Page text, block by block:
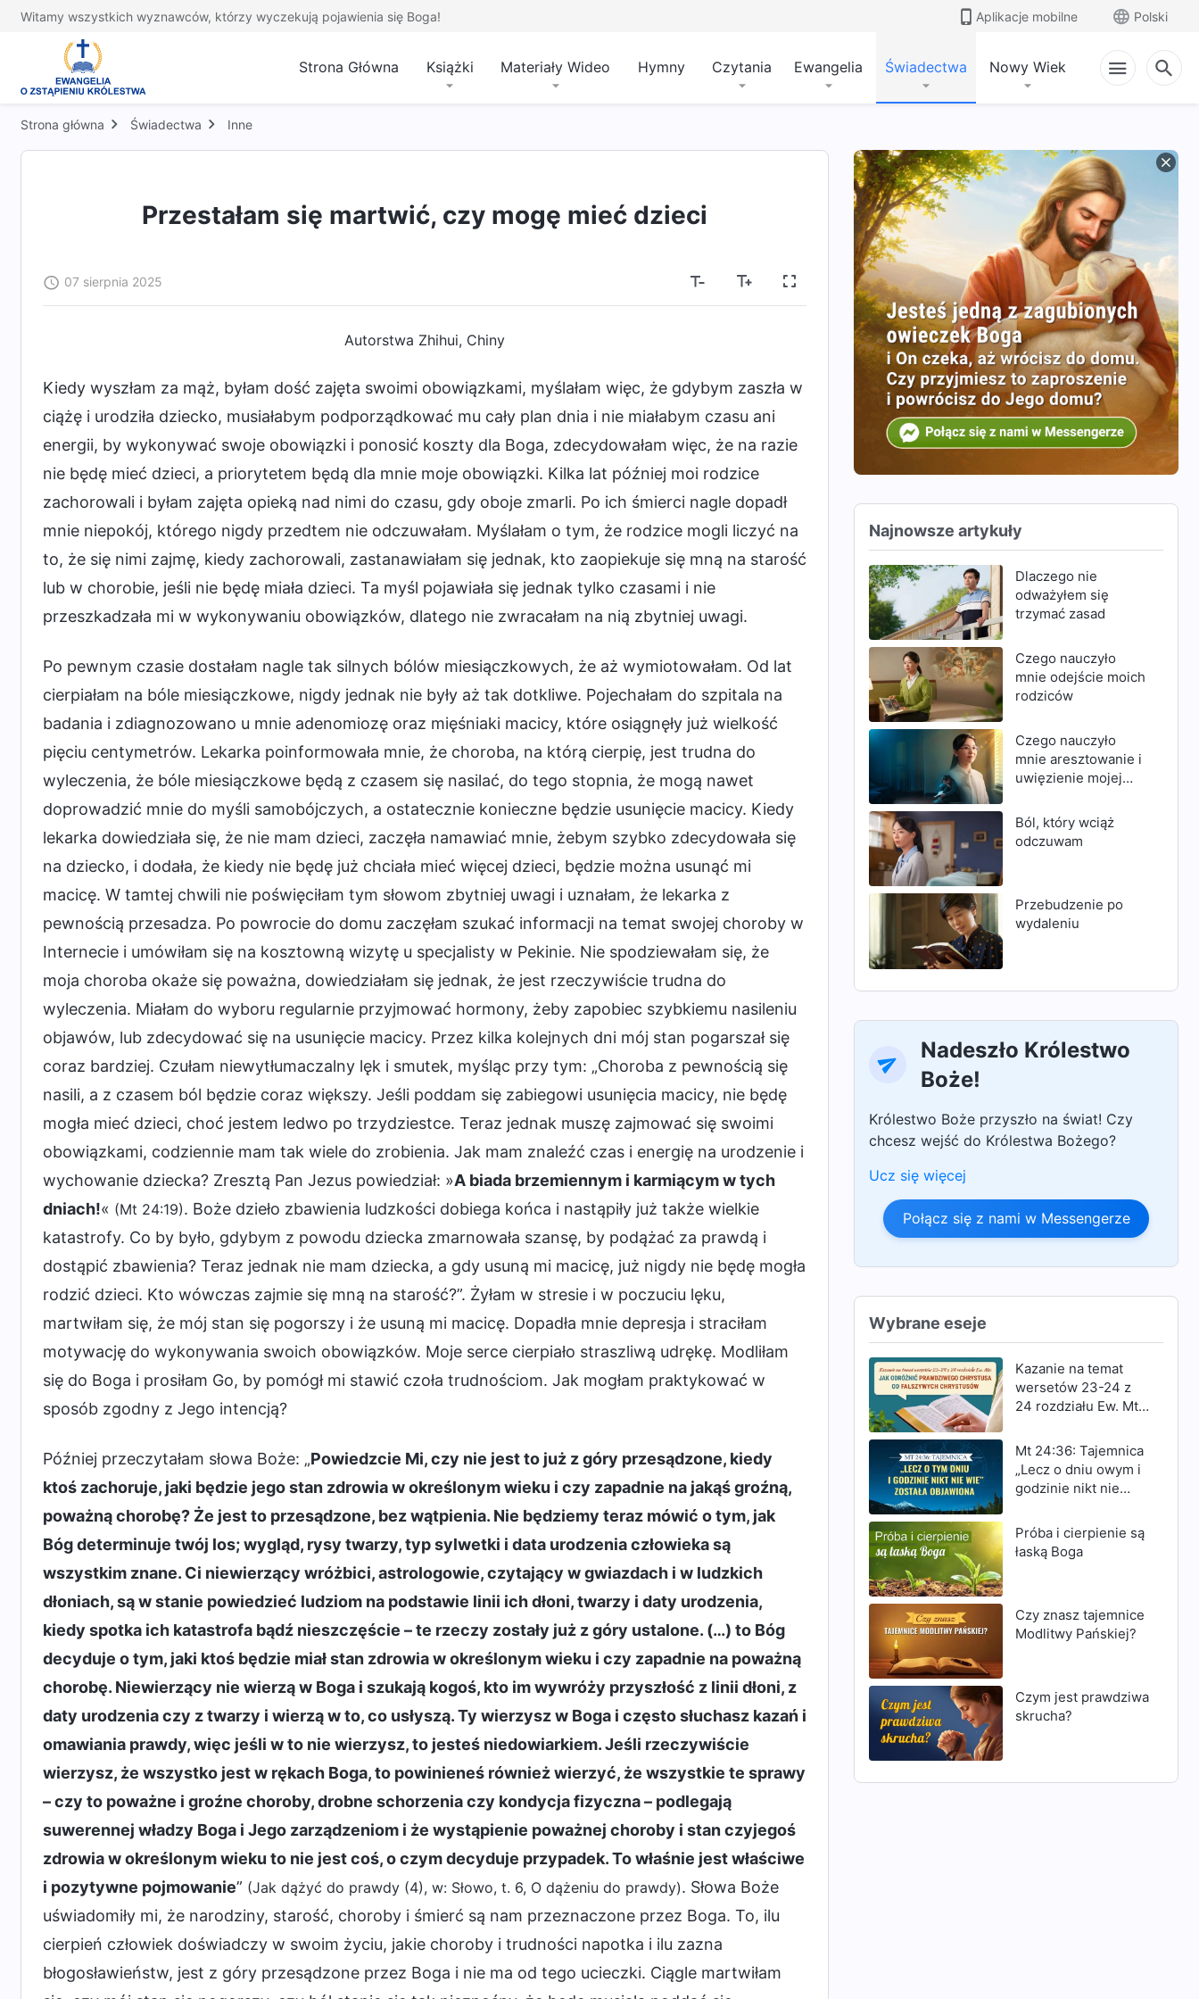
Witamy wszystkich wyznawców, którzy wyczekują pojawienia się Boga! Aplikacje mobilne Polski
Strona Główna Książki Materiały Wideo Hymny Czytania Ewangelia Świadectwa Nowy Wiek
Strona główna Świadectwa Inne
Przestałam się martwić, czy mogę mieć dzieci
07 sierpnia 2025
Autorstwa Zhihui, Chiny
Kiedy wyszłam za mąż, byłam dość zajęta swoimi obowiązkami, myślałam więc, że gdybym zaszła w
ciążę i urodziła dziecko, musiałabym podporządkować mu cały plan dnia i nie miałabym czasu ani
energii, by wykonywać swoje obowiązki i ponosić koszty dla Boga, zdecydowałam więc, że na razie
nie będę mieć dzieci, a priorytetem będą dla mnie moje obowiązki. Kilka lat później moi rodzice
zachorowali i byłam zajęta opieką nad nimi do czasu, gdy oboje zmarli. Po ich śmierci nagle dopadł
mnie niepokój, którego nigdy przedtem nie odczuwałam. Myślałam o tym, że rodzice mogli liczyć na
to, że się nimi zajmę, kiedy zachorowali, zastanawiałam się jednak, kto zaopiekuje się mną na starość
lub w chorobie, jeśli nie będę miała dzieci. Ta myśl pojawiała się jednak tylko czasami i nie
przeszkadzała mi w wykonywaniu obowiązków, dlatego nie zwracałam na nią zbytniej uwagi.
Po pewnym czasie dostałam nagle tak silnych bólów miesiączkowych, że aż wymiotowałam. Od lat
cierpiałam na bóle miesiączkowe, nigdy jednak nie były aż tak dotkliwe. Pojechałam do szpitala na
badania i zdiagnozowano u mnie adenomiozę oraz mięśniaki macicy, które osiągnęły już wielkość
pięciu centymetrów. Lekarka poinformowała mnie, że choroba, na którą cierpię, jest trudna do
wyleczenia, że bóle miesiączkowe będą z czasem się nasilać, do tego stopnia, że mogą nawet
doprowadzić mnie do myśli samobójczych, a ostatecznie konieczne będzie usunięcie macicy. Kiedy
lekarka dowiedziała się, że nie mam dzieci, zaczęła namawiać mnie, żebym szybko zdecydowała się
na dziecko, i dodała, że kiedy nie będę już chciała mieć więcej dzieci, będzie można usunąć mi
macicę. W tamtej chwili nie poświęciłam tym słowom zbytniej uwagi i uznałam, że lekarka z
pewnością przesadza. Po powrocie do domu zaczęłam szukać informacji na temat swojej choroby w
Internecie i umówiłam się na kosztowną wizytę u specjalisty w Pekinie. Nie spodziewałam się, że
moja choroba okaże się poważna, dowiedziałam się jednak, że jest rzeczywiście trudna do
wyleczenia. Miałam do wyboru regularnie przyjmować hormony, żeby zapobiec szybkiemu nasileniu
objawów, lub zdecydować się na usunięcie macicy. Przez kilka kolejnych dni mój stan pogarszał się
coraz bardziej. Czułam niewytłumaczalny lęk i smutek, myśląc przy tym: „Choroba z pewnością się
nasili, a z czasem ból będzie coraz większy. Jeśli poddam się zabiegowi usunięcia macicy, nie będę
mogła mieć dzieci, choć jestem ledwo po trzydziestce. Teraz jednak muszę zajmować się swoimi
obowiązkami, codziennie mam tak wiele do zrobienia. Jak mam znaleźć czas i energię na urodzenie i
wychowanie dziecka? Zresztą Pan Jezus powiedział: »A biada brzemiennym i karmiącym w tych
dniach!« (Mt 24:19). Boże dzieło zbawienia ludzkości dobiega końca i nastąpiły już także wielkie
katastrofy. Co by było, gdybym z powodu dziecka zmarnowała szansę, by podążać za prawdą i
dostąpić zbawienia? Teraz jednak nie mam dziecka, a gdy usuną mi macicę, już nigdy nie będę mogła
rodzić dzieci. Kto wówczas zajmie się mną na starość?”. Żyłam w stresie i w poczuciu lęku,
martwiłam się, że mój stan się pogorszy i że usuną mi macicę. Dopadła mnie depresja i straciłam
motywację do wykonywania swoich obowiązków. Moje serce cierpiało straszliwą udrękę. Modliłam
się do Boga i prosiłam Go, by pomógł mi stawić czoła trudnościom. Jak mogłam praktykować w
sposób zgodny z Jego intencją?
Później przeczytałam słowa Boże: „Powiedzcie Mi, czy nie jest to już z góry przesądzone, kiedy
ktoś zachoruje, jaki będzie jego stan zdrowia w określonym wieku i czy zapadnie na jakąś groźną,
poważną chorobę? Że jest to przesądzone, bez wątpienia. Nie będziemy teraz mówić o tym, jak
Bóg determinuje twój los; wygląd, rysy twarzy, typ sylwetki i data urodzenia człowieka są
wszystkim znane. Ci niewierzący wróżbici, astrologowie, czytający w gwiazdach i w ludzkich
dłoniach, są w stanie powiedzieć ludziom na podstawie linii ich dłoni, twarzy i daty urodzenia,
kiedy spotka ich katastrofa bądź nieszczęście – te rzeczy zostały już z góry ustalone. (…) to Bóg
decyduje o tym, jaki ktoś będzie miał stan zdrowia w określonym wieku i czy zapadnie na poważną
chorobę. Niewierzący nie wierzą w Boga i szukają kogoś, kto im wywróży przyszłość z linii dłoni, z
daty urodzenia czy z twarzy i wierzą w to, co usłyszą. Ty wierzysz w Boga i często słuchasz kazań i
omawiania prawdy, więc jeśli w to nie wierzysz, to jesteś niedowiarkiem. Jeśli rzeczywiście
wierzysz, że wszystko jest w rękach Boga, to powinieneś również wierzyć, że wszystkie te sprawy
– czy to poważne i groźne choroby, drobne schorzenia czy kondycja fizyczna – podlegają
suwerennej władzy Boga i Jego zarządzeniom i że wystąpienie poważnej choroby i stan czyjegoś
zdrowia w określonym wieku to nie jest coś, o czym decyduje przypadek. To właśnie jest właściwe
i pozytywne pojmowanie” (Jak dążyć do prawdy (4), w: Słowo, t. 6, O dążeniu do prawdy). Słowa Boże
uświadomiły mi, że narodziny, starość, choroby i śmierć są nam przeznaczone przez Boga. To, ilu
cierpień człowiek doświadczy w swoim życiu, jakie choroby i trudności napotka i ilu zazna
błogosławieństw, jest z góry przesądzone przez Boga i nie ma od tego ucieczki. Ciągle martwiłam
Najnowsze artykuły
Dlaczego nie
odważyłem się
trzymać zasad
Czego nauczyło
mnie odejście moich
rodziców
Czego nauczyło
mnie aresztowanie i
uwięzienie mojej
Ból, który wciąż
odczuwam
Przebudzenie po
wydaleniu
Nadeszło Królestwo
Boże!
Królestwo Boże przyszło na świat! Czy
chcesz wejść do Królestwa Bożego?
Ucz się więcej
Połącz się z nami w Messengerze
Wybrane eseje
Kazanie na temat
wersetów 23-24 z
24 rozdziału Ew. Mt:
prawdziwego
Chrystusa od
fałszywych
Chrystusów
Mt 24:36: Tajemnica
„Lecz o dniu owym i
godzinie nikt nie
objawiona
Próba i cierpienie są
łaską Boga
Czy znasz tajemnice
Modlitwy Pańskiej?
Czym jest prawdziwa
skrucha?